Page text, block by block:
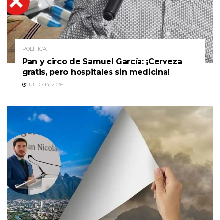
POLÍTICA
Pan y circo de Samuel García: ¡Cerveza
gratis, pero hospitales sin medicina!
JULIO 14, 2026